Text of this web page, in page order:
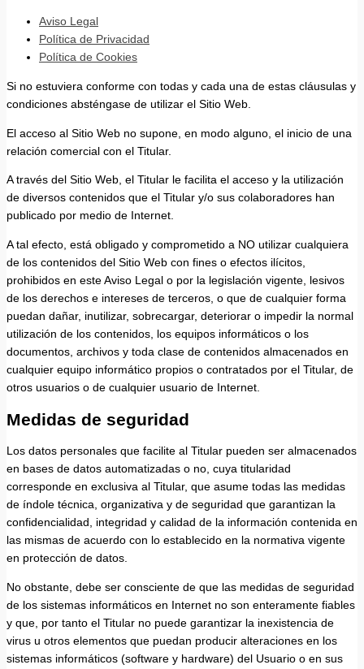
Aviso Legal
Política de Privacidad
Política de Cookies
Si no estuviera conforme con todas y cada una de estas cláusulas y
condiciones absténgase de utilizar el Sitio Web.
El acceso al Sitio Web no supone, en modo alguno, el inicio de una
relación comercial con el Titular.
A través del Sitio Web, el Titular le facilita el acceso y la utilización
de diversos contenidos que el Titular y/o sus colaboradores han
publicado por medio de Internet.
A tal efecto, está obligado y comprometido a NO utilizar cualquiera
de los contenidos del Sitio Web con fines o efectos ilícitos,
prohibidos en este Aviso Legal o por la legislación vigente, lesivos
de los derechos e intereses de terceros, o que de cualquier forma
puedan dañar, inutilizar, sobrecargar, deteriorar o impedir la normal
utilización de los contenidos, los equipos informáticos o los
documentos, archivos y toda clase de contenidos almacenados en
cualquier equipo informático propios o contratados por el Titular, de
otros usuarios o de cualquier usuario de Internet.
Medidas de seguridad
Los datos personales que facilite al Titular pueden ser almacenados
en bases de datos automatizadas o no, cuya titularidad
corresponde en exclusiva al Titular, que asume todas las medidas
de índole técnica, organizativa y de seguridad que garantizan la
confidencialidad, integridad y calidad de la información contenida en
las mismas de acuerdo con lo establecido en la normativa vigente
en protección de datos.
No obstante, debe ser consciente de que las medidas de seguridad
de los sistemas informáticos en Internet no son enteramente fiables
y que, por tanto el Titular no puede garantizar la inexistencia de
virus u otros elementos que puedan producir alteraciones en los
sistemas informáticos (software y hardware) del Usuario o en sus